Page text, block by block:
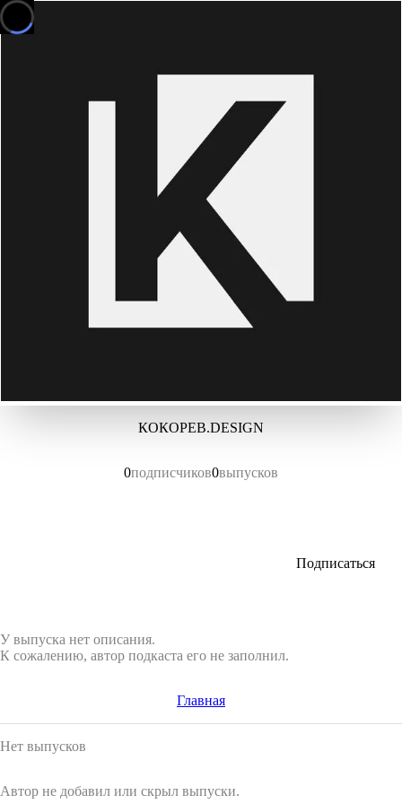
КОКОРЕВ.DESIGN
0подписчиков0выпусков
Подписаться
У выпуска нет описания.
К сожалению, автор подкаста его не заполнил.
Главная
Нет выпусков
Автор не добавил или скрыл выпуски.